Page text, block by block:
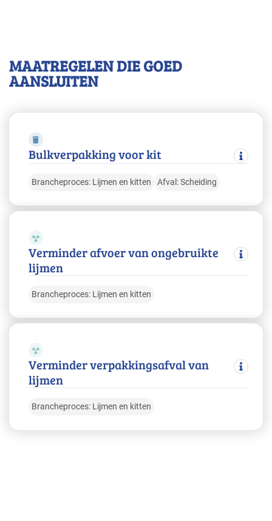
MAATREGELEN DIE GOED
AANSLUITEN
Bulkverpakking voor kit
Brancheproces: Lijmen en kitten Afval: Scheiding
Verminder afvoer van ongebruikte
lijmen
Brancheproces: Lijmen en kitten
Verminder verpakkingsafval van
lijmen
Brancheproces: Lijmen en kitten